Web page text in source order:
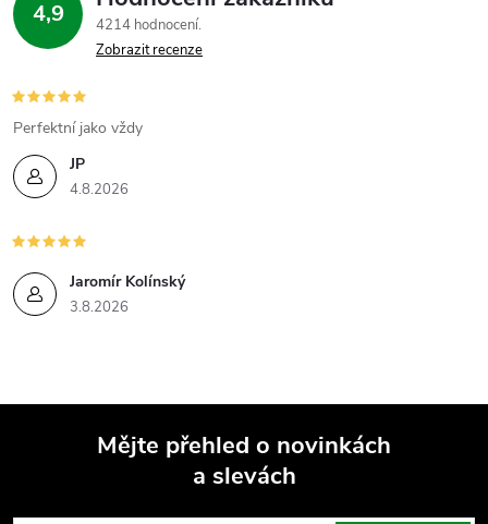
4,9
4214 hodnocení
Zobrazit recenze
JP
4.8.2026
Perfektní jako vždy
Jaromír Kolínský
3.8.2026
Mějte přehled o novinkách
a slevách